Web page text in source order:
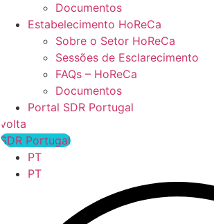
Documentos
Estabelecimento HoReCa
Sobre o Setor HoReCa
Sessões de Esclarecimento
FAQs – HoReCa
Documentos
Portal SDR Portugal
volta
SDR Portugal
PT
PT